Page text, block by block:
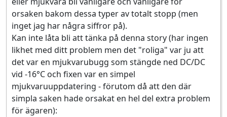
orsaken bakom dessa typer av totalt stopp (men
inget jag har några siffror på).
Kan inte låta bli att tänka på denna story (har ingen
likhet med ditt problem men det "roliga" var ju att
det var en mjukvarubugg som stängde ned DC/DC
vid -16°C och fixen var en simpel
mjukvaruuppdatering - förutom då att den där
simpla saken hade orsakat en hel del extra problem
för ägaren):